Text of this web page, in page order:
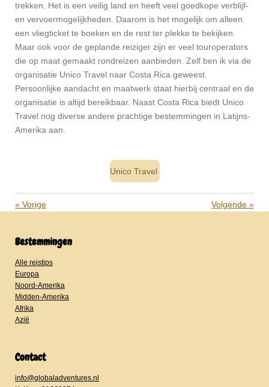
trekken. Het is een veilig land en heeft veel goedkope verblijf-
en vervoermogelijkheden. Daarom is het mogelijk om alleen
een vliegticket te boeken en de rest ter plekke te bekijken.
Maar ook voor de geplande reiziger zijn er veel touroperators
die op maat gemaakt rondreizen aanbieden. Zelf ben ik via de
organisatie Unico Travel naar Costa Rica geweest.
Persoonlijke aandacht en maatwerk staat hierbij centraal en de
organisatie is altijd bereikbaar. Naast Costa Rica biedt Unico
Travel nog diverse andere prachtige bestemmingen in Latijns-
Amerika aan.
Unico Travel
« Vorige Volgende »
Bestemmingen
Alle reistips
Europa
Noord-Amerika
Midden-Amerika
Afrika
Azië
Contact
info@globaladventures.nl